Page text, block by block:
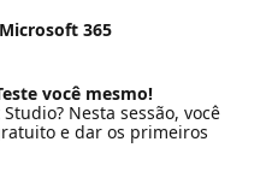
365
você mesmo!
Nesta sessão, você
e dar os primeiros